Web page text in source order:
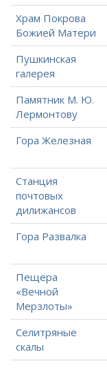
Храм Покрова
Божией Матери
Пушкинская
галерея
Памятник М. Ю.
Лермонтову
Гора Железная
Станция
почтовых
дилижансов
Гора Развалка
Пещера
«Вечной
Мерзлоты»
Селитряные
скалы